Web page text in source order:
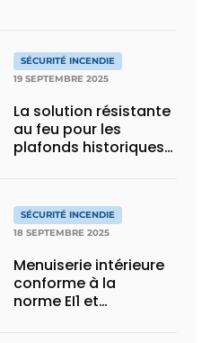
SÉCURITÉ INCENDIE
19 SEPTEMBRE 2025
La solution résistante
au feu pour les
plafonds historiques
SÉCURITÉ INCENDIE
18 SEPTEMBRE 2025
Menuiserie intérieure
conforme à la
norme EI1 et